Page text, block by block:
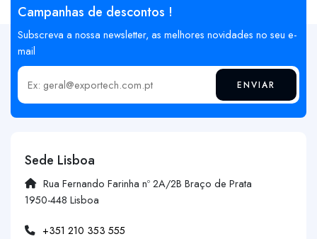
Campanhas de descontos !
Subscreva a nossa newsletter, as melhores novidades no seu e-
mail
Insira o seu email ENVIAR
Sede Lisboa
Rua Fernando Farinha nº 2A/2B Braço de Prata
1950-448 Lisboa
+351 210 353 555